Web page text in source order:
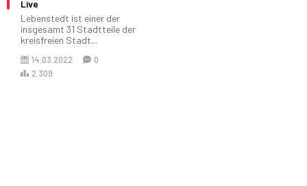
Live
Lebenstedt ist einer der
insgesamt 31 Stadtteile der
kreisfreien Stadt...
14.03.2022
0
2.309